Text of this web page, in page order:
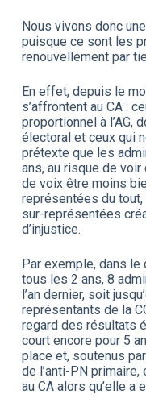
Nous vivons donc
puisque ce sont les
renouvellement par
En effet, depuis le
s’affrontent au CA :
proportionnel à l’AG,
électoral et ceux qui
prétexte que les
ans, au risque de
de voix être moins
représentées du tout,
sur-représentées
d’injustice.
Par exemple, dans le
tous les 2 ans, 8
l’an dernier, soit
représentants de la
regard des résultats
court encore pour 5
place et, soutenus
de l’anti-PN
au CA alors qu’elle a